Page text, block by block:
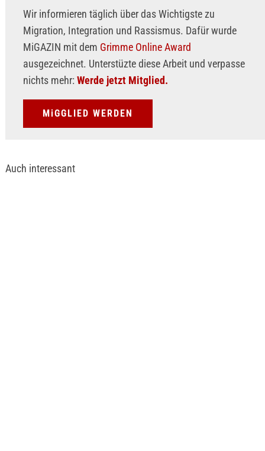
Wir informieren täglich über das Wichtigste zu
Migration, Integration und Rassismus. Dafür wurde
MiGAZIN mit dem Grimme Online Award
ausgezeichnet. Unterstüzte diese Arbeit und verpasse
nichts mehr: Werde jetzt Mitglied.
MiGGLIED WERDEN
Auch interessant